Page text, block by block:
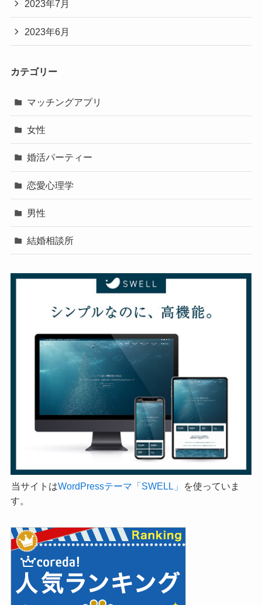
2023年7月
2023年6月
カテゴリー
マッチングアプリ
女性
婚活パーティー
恋愛心理学
男性
結婚相談所
当サイトはWordPressテーマ「SWELL」
を使っていま
す。